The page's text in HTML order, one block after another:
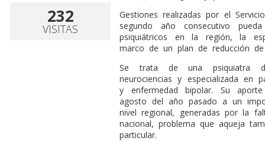
232
VISITAS
Gestiones realizadas por el
segundo año consecutivo
psiquiátricos en la región, la
marco de un plan de reducción de
Se trata de una psiquiatra
neurociencias y especializada en
y enfermedad bipolar. Su
agosto del año pasado a un
nivel regional, generadas por la
nacional, problema que aqueja
particular.